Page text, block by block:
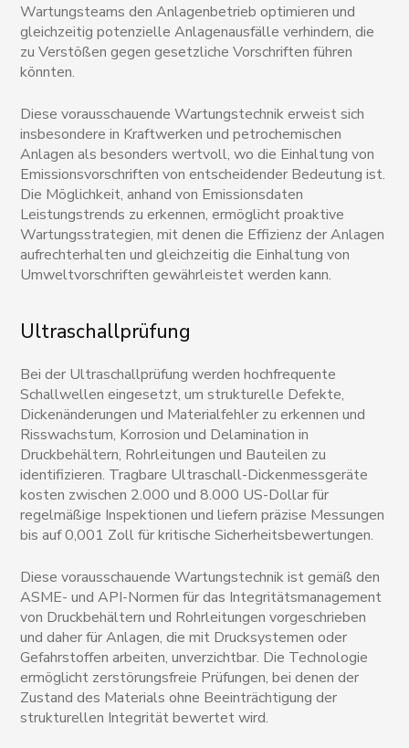
Wartungsteams den Anlagenbetrieb optimieren und
gleichzeitig potenzielle Anlagenausfälle verhindern, die
zu Verstößen gegen gesetzliche Vorschriften führen
könnten.
Diese vorausschauende Wartungstechnik erweist sich
insbesondere in Kraftwerken und petrochemischen
Anlagen als besonders wertvoll, wo die Einhaltung von
Emissionsvorschriften von entscheidender Bedeutung ist.
Die Möglichkeit, anhand von Emissionsdaten
Leistungstrends zu erkennen, ermöglicht proaktive
Wartungsstrategien, mit denen die Effizienz der Anlagen
aufrechterhalten und gleichzeitig die Einhaltung von
Umweltvorschriften gewährleistet werden kann.
Ultraschallprüfung
Bei der Ultraschallprüfung werden hochfrequente
Schallwellen eingesetzt, um strukturelle Defekte,
Dickenänderungen und Materialfehler zu erkennen und
Risswachstum, Korrosion und Delamination in
Druckbehältern, Rohrleitungen und Bauteilen zu
identifizieren. Tragbare Ultraschall-Dickenmessgeräte
kosten zwischen 2.000 und 8.000 US-Dollar für
regelmäßige Inspektionen und liefern präzise Messungen
bis auf 0,001 Zoll für kritische Sicherheitsbewertungen.
Diese vorausschauende Wartungstechnik ist gemäß den
ASME- und API-Normen für das Integritätsmanagement
von Druckbehältern und Rohrleitungen vorgeschrieben
und daher für Anlagen, die mit Drucksystemen oder
Gefahrstoffen arbeiten, unverzichtbar. Die Technologie
ermöglicht zerstörungsfreie Prüfungen, bei denen der
Zustand des Materials ohne Beeinträchtigung der
strukturellen Integrität bewertet wird.